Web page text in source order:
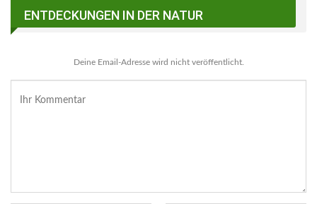
ENTDECKUNGEN IN DER NATUR
Deine Email-Adresse wird nicht veröffentlicht.